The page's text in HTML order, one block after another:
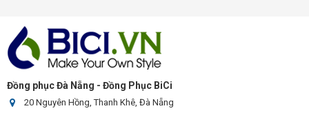
Đồng phục Đà Nẵng - Đồng Phục BiCi
20 Nguyên Hồng, Thanh Khê, Đà Nẵng